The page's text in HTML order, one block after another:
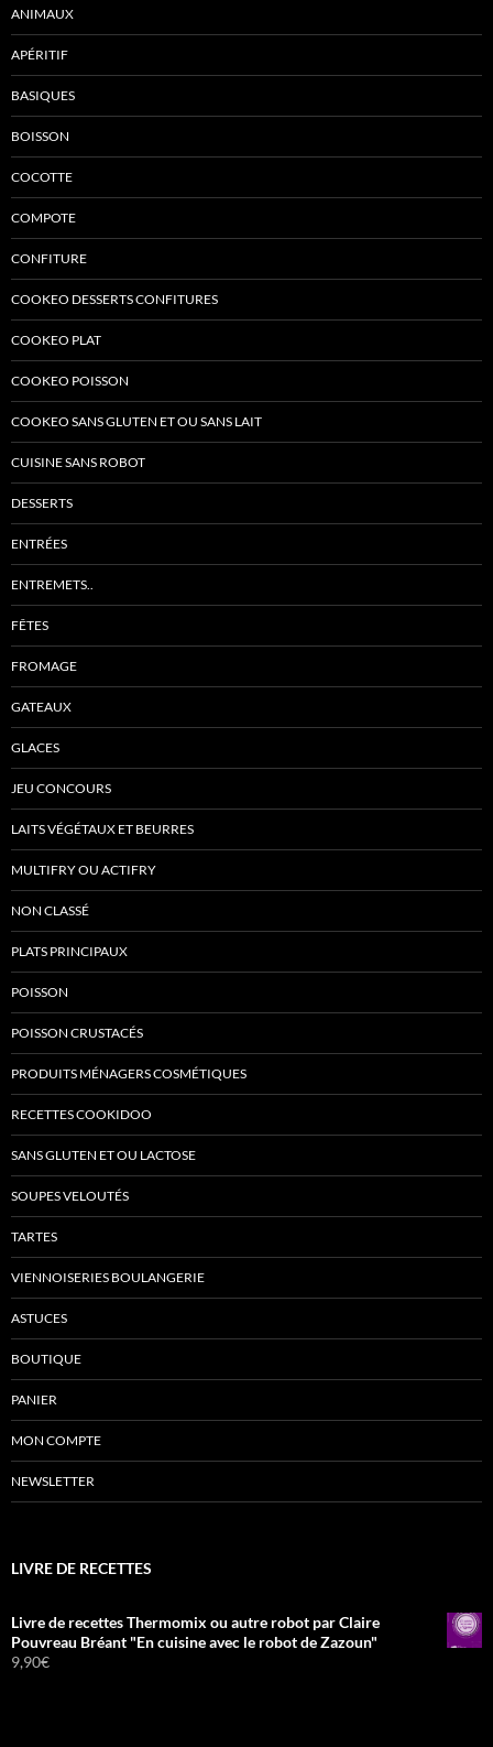
ANIMAUX
APÉRITIF
BASIQUES
BOISSON
COCOTTE
COMPOTE
CONFITURE
COOKEO DESSERTS CONFITURES
COOKEO PLAT
COOKEO POISSON
COOKEO SANS GLUTEN ET OU SANS LAIT
CUISINE SANS ROBOT
DESSERTS
ENTRÉES
ENTREMETS..
FÊTES
FROMAGE
GATEAUX
GLACES
JEU CONCOURS
LAITS VÉGÉTAUX ET BEURRES
MULTIFRY OU ACTIFRY
NON CLASSÉ
PLATS PRINCIPAUX
POISSON
POISSON CRUSTACÉS
PRODUITS MÉNAGERS COSMÉTIQUES
RECETTES COOKIDOO
SANS GLUTEN ET OU LACTOSE
SOUPES VELOUTÉS
TARTES
VIENNOISERIES BOULANGERIE
ASTUCES
BOUTIQUE
PANIER
MON COMPTE
NEWSLETTER
LIVRE DE RECETTES
Livre de recettes Thermomix ou autre robot par Claire
Pouvreau Bréant "En cuisine avec le robot de Zazoun"
9,90€